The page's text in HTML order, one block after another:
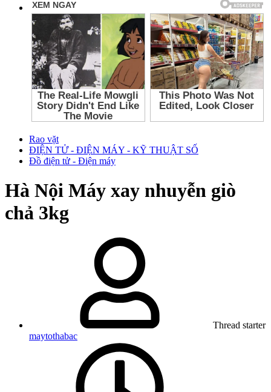
Rao vặt
ĐIỆN TỬ - ĐIỆN MÁY - KỸ THUẬT SỐ
Đồ điện tử - Điện máy
Hà Nội Máy xay nhuyễn giò
chả 3kg
Thread starter
maytothabac